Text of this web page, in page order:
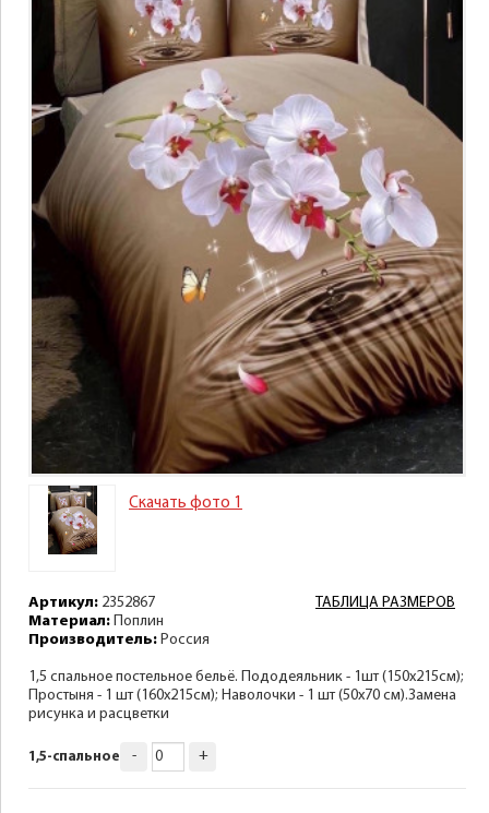
Скачать фото 1
ТАБЛИЦА РАЗМЕРОВ
Артикул: 2352867
Материал: Поплин
Производитель: Россия
1,5 спальное постельное бельё. Пододеяльник - 1шт (150х215см);
Простыня - 1 шт (160х215см); Наволочки - 1 шт (50х70 см).Замена
рисунка и расцветки
1,5-спальное - +